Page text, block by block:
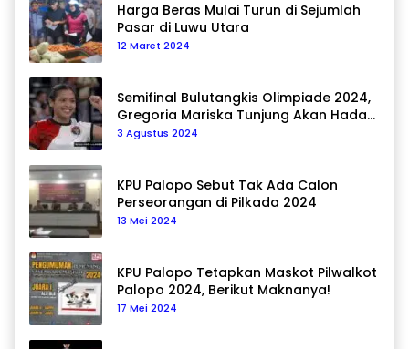
Harga Beras Mulai Turun di Sejumlah
Pasar di Luwu Utara
12 Maret 2024
Semifinal Bulutangkis Olimpiade 2024,
Gregoria Mariska Tunjung Akan Hadapi
Pemain Asal Korea Selatan
3 Agustus 2024
KPU Palopo Sebut Tak Ada Calon
Perseorangan di Pilkada 2024
13 Mei 2024
KPU Palopo Tetapkan Maskot Pilwalkot
Palopo 2024, Berikut Maknanya!
17 Mei 2024